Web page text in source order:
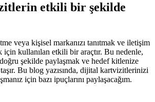
etkili bir şekilde
veya kişisel markanızı tanıtmak ve iletişim
kullanılan etkili bir araçtır. Bu nedenle,
şekilde paylaşmak ve hedef kitlenize
Bu blog yazısında, dijital kartvizitlerinizi
için bazı ipuçlarını paylaşacağım.